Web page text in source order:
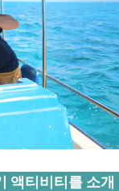
액티비티를 소개